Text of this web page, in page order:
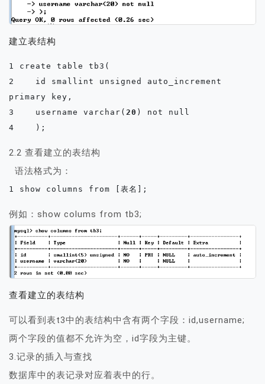
建立表结构
1 create table tb3(
2    id smallint unsigned auto_increment
primary key,
3    username varchar( 20 ) not null
4    );
2.2 查看建立的表结构
语法格式为：
1 show columns from [表名];
例如：show colums from tb3;
查看建立的表结构
可以看到表t3中的表结构中含有两个字段：id,username;
两个字段的值都不允许为空，id字段为主键。
3.记录的插入与查找
数据库中的表记录对应着表中的行。